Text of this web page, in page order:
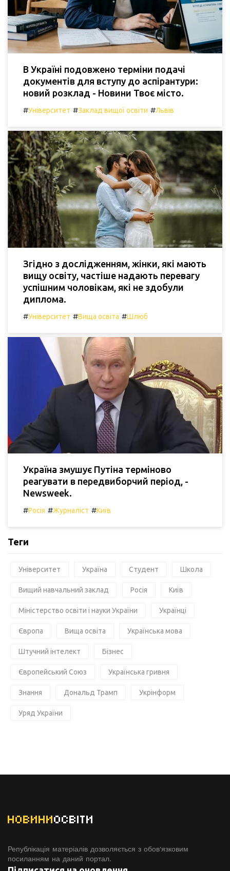
В Україні подовжено терміни подачі
документів для вступу до аспірантури:
новий розклад - Новини Твоє місто.
#Університет #Заклад вищої освіти #Львів
Згідно з дослідженням, жінки, які мають
вищу освіту, частіше надають перевагу
успішним чоловікам, які не здобули
диплома.
#Університет #Вища освіта #Шлюб
Україна змушує Путіна терміново
реагувати в передвиборчий період, -
Newsweek.
#Росія #Журналіст #Київ
Теги
Університет Україна Студент Школа
Вищий навчальний заклад Росія Київ
Міністерство освіти і науки України Українці
Європа Вища освіта Українська мова
Штучний інтелект Бізнес
Європейський Союз Українська гривня
Знання Дональд Трамп Укрінформ
Уряд України
НОВИНИОСВІТИ
Републікація матеріалів дозволяється з обов'язковим
посиланням на даний портал.